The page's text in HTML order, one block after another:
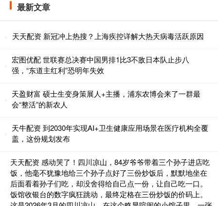
最新文章
天天配资 新冠冲上热搜？上海疾控详解大热天病毒活跃原因
宏图优配 世联赛总决赛中国男排1比3不敌日本队止步八
强，“东道主红利”恐明年失效
天盈财富 硕士生变身策展人+主播，浦东农博会来了一群最
会“整活”的新农人
天牛配资 到2030年实现AI+卫生健康应用场景在医疗机构全覆
盖，这份规划发布
天天配资 感动哭了！四川凉山，84岁爷爷带着三个孙子进店吃
饭，他毫不犹豫地给三个孙子点好了三份炒饭后，默默地坐在
后面看着孙子们吃，却没舍得给自己点一份，让自己吃一口。
饭馆收银台的数字疯狂跳动，最终定格在三份炒饭的价码上。